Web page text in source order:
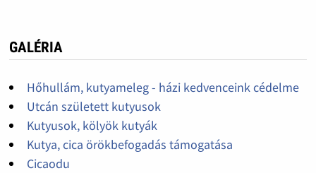
GALÉRIA
Hőhullám, kutyameleg - házi kedvenceink cédelme
Utcán született kutyusok
Kutyusok, kölyök kutyák
Kutya, cica örökbefogadás támogatása
Cicaodu